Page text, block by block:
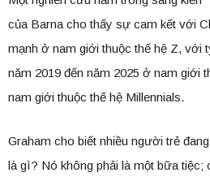
của Barna cho thấy sự cam kết với
mạnh ở nam giới thuộc thế hệ Z, với
năm 2019 đến năm 2025 ở nam giới
nam giới thuộc thế hệ Millennials.
Graham cho biết nhiều người trẻ
là gì? Nó không phải là một bữa tiệc;